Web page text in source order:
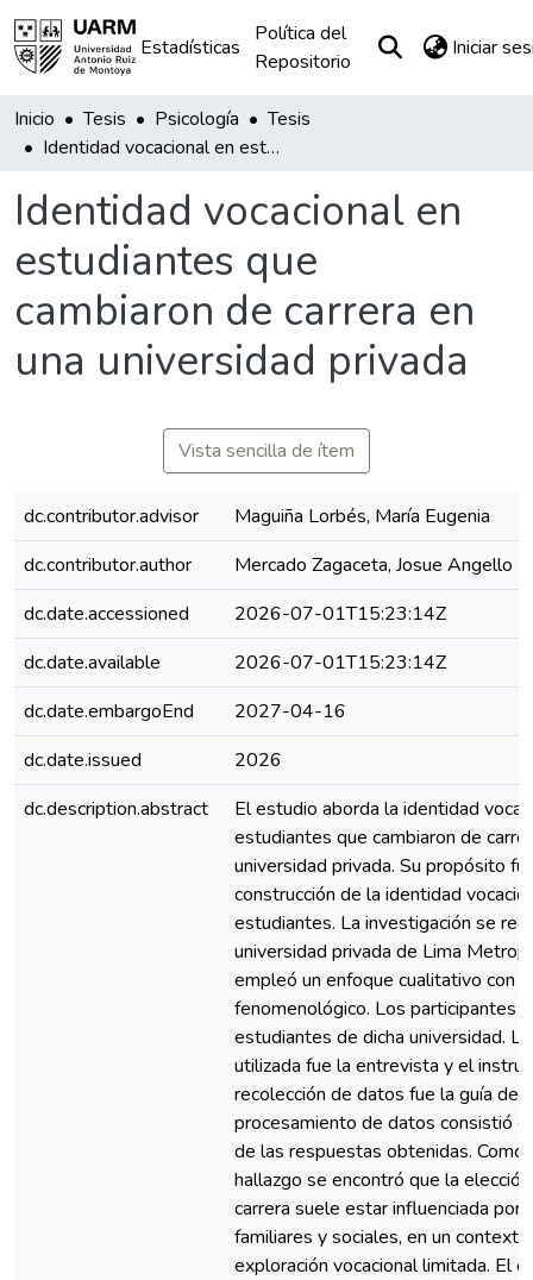
Estadísticas
Política del
Repositorio
Iniciar
Inicio Tesis Psicología
Tesis
Identidad vocacional en estudiantes que cambiaron de carrera en una universidad privada
Identidad vocacional en
estudiantes que
cambiaron de carrera en
una universidad privada
Vista sencilla de ítem
dc.contributor.advisor
Maguiña Lorbés, María Eugenia
dc.contributor.author
Mercado Zagaceta, Josue Angello
dc.date.accessioned
2026-07-01T15:23:14Z
dc.date.available
2026-07-01T15:23:14Z
dc.date.embargoEnd
2027-04-16
dc.date.issued
2026
dc.description.abstract
El estudio aborda la identidad
estudiantes que cambiaron de
universidad privada. Su propósito
construcción de la identidad
estudiantes. La investigación se
universidad privada de Lima
empleó un enfoque cualitativo con
fenomenológico. Los participantes
estudiantes de dicha universidad.
utilizada fue la entrevista y el
recolección de datos fue la guía de
procesamiento de datos consistió
de las respuestas obtenidas. Como
hallazgo se encontró que la
carrera suele estar influenciada por
familiares y sociales, en un
exploración vocacional limitada. El